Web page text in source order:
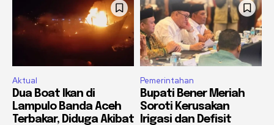
Aktual
Dua Boat Ikan di
Lampulo Banda Aceh
Terbakar, Diduga Akibat
Pemerintahan
Bupati Bener Meriah
Soroti Kerusakan
Irigasi dan Defisit